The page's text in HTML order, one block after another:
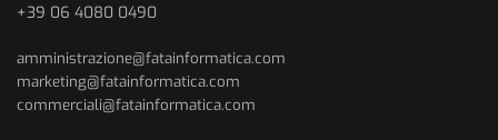
+39 06 4080 0490
amministrazione@fatainformatica.com
marketing@fatainformatica.com
commerciali@fatainformatica.com